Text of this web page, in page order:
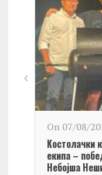
On 07/08/
Kостолачки
екипа –
Небојша